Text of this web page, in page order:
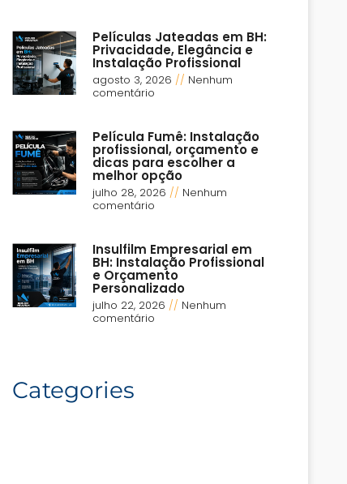
Películas Jateadas em BH:
Privacidade, Elegância e
Instalação Profissional
agosto 3, 2026
Nenhum
comentário
Película Fumê: Instalação
profissional, orçamento e
dicas para escolher a
melhor opção
julho 28, 2026
Nenhum
comentário
Insulfilm Empresarial em
BH: Instalação Profissional
e Orçamento
Personalizado
julho 22, 2026
Nenhum
comentário
Categories